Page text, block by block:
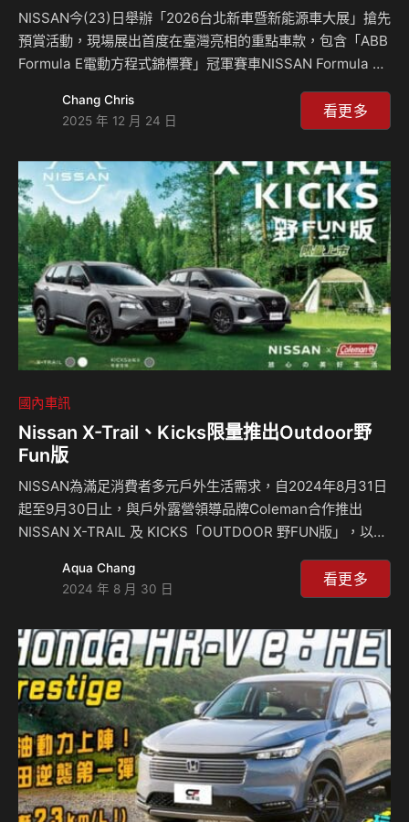
NISSAN今(23)日舉辦「2026台北新車暨新能源車大展」搶先
預賞活動，現場展出首度在臺灣亮相的重點車款，包含「ABB
Formula E電動方程式錦標賽」冠軍賽車NISSAN Formula E
旅車款NISSAN QASHQAI，透過展示新能源車輛技術成果，
傳達NISSAN致力於發展創新電驅科技與滿足駕馭需求的品牌
shaping品牌啟動計劃」，落實三大品牌DNA：電駆の革新、
心技の先進、進化の信頼，建構「感動 ∙ 源自細節」品牌精
神，透過此計劃，於三年內陸續達成強化…
Chang Chris
2025 年 12 月 24 日
看更多
國內車訊
Nissan X-Trail、Kicks限量推出Outdoor野
Fun版
NISSAN為滿足消費者多元戶外生活需求，自2024年8月31日
起至9月30日止，與戶外露營領導品牌Coleman合作推出
NISSAN X-TRAIL 及 KICKS「OUTDOOR 野FUN版」，以
套件」，展露堅毅及熱愛生活的個人風格。NISSAN X-
TRAIL「OUTDOOR 野FUN版」，採用火山岩的「原力
汰舊換新價117.2萬元；NISSAN KICKS「OUTDOOR 野FUN
版」，採用全新限量新色「放風灰」，限量150台，超值汰舊
換新價80萬元。為讓消費擁有野FUN…
Aqua Chang
2024 年 8 月 30 日
看更多